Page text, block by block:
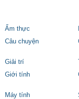
Ẩm thực
Câu chuyện
Giải trí
Giới tính
Máy tính